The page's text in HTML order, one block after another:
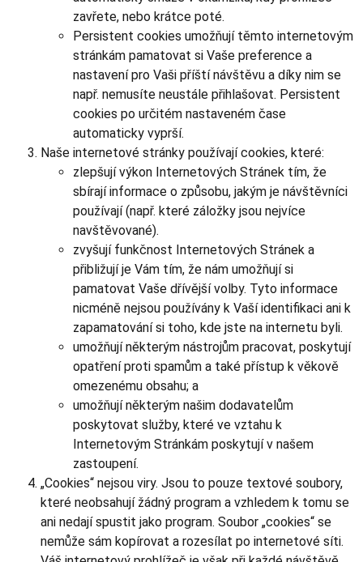
zavřete, nebo krátce poté.
Persistent cookies umožňují těmto internetovým
stránkám pamatovat si Vaše preference a
nastavení pro Vaši příští návštěvu a díky nim se
např. nemusíte neustále přihlašovat. Persistent
cookies po určitém nastaveném čase
automaticky vyprší.
Naše internetové stránky používají cookies, které:
zlepšují výkon Internetových Stránek tím, že
sbírají informace o způsobu, jakým je návštěvníci
používají (např. které záložky jsou nejvíce
navštěvované).
zvyšují funkčnost Internetových Stránek a
přibližují je Vám tím, že nám umožňují si
pamatovat Vaše dřívější volby. Tyto informace
nicméně nejsou používány k Vaší identifikaci ani k
zapamatování si toho, kde jste na internetu byli.
umožňují některým nástrojům pracovat, poskytují
opatření proti spamům a také přístup k věkově
omezenému obsahu; a
umožňují některým našim dodavatelům
poskytovat služby, které ve vztahu k
Internetovým Stránkám poskytují v našem
zastoupení.
„Cookies“ nejsou viry. Jsou to pouze textové soubory,
které neobsahují žádný program a vzhledem k tomu se
ani nedají spustit jako program. Soubor „cookies“ se
nemůže sám kopírovat a rozesílat po internetové síti.